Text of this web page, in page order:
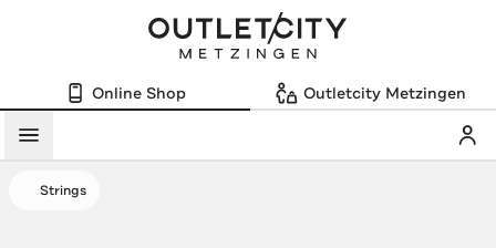
Online Shop Outletcity Metzingen
Menü
Strings